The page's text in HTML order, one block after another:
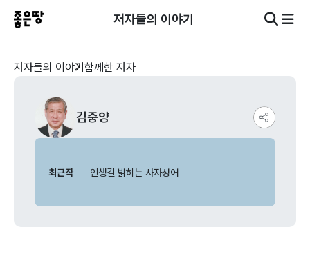
저자들의 이야기
저자들의 이야기 함께한 저자
김중양
최근작 인생길 밝히는 사자성어